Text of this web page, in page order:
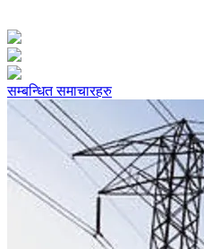
सम्बन्धित समाचारहरु